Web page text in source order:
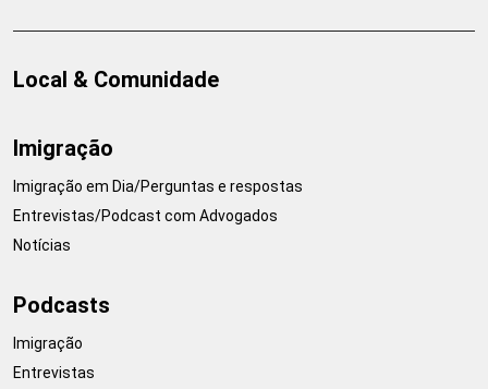
Local & Comunidade
Imigração
Imigração em Dia/Perguntas e respostas
Entrevistas/Podcast com Advogados
Notícias
Podcasts
Imigração
Entrevistas